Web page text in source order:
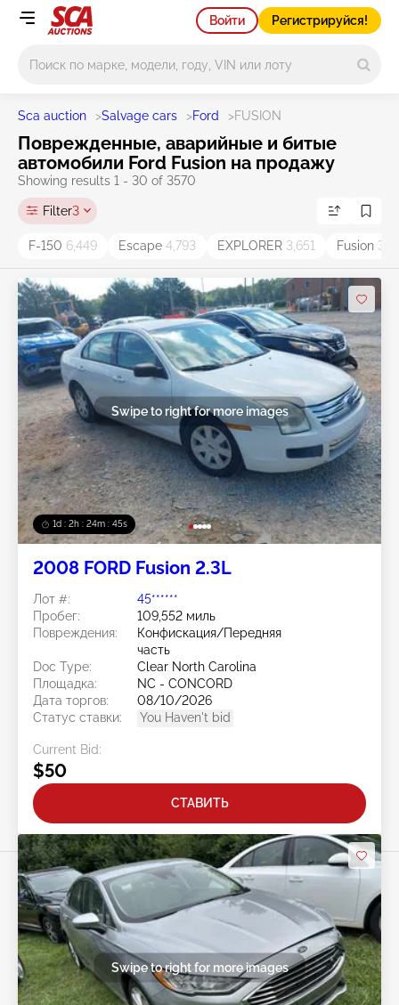
Войти Регистрируйся!
Sca auction >Salvage cars >Ford >FUSION
Поврежденные, аварийные и битые
автомобили Ford Fusion на продажу
Showing results 1 - 30 of 3570
Filter3
F-150 6,449 Escape 4,793 EXPLORER 3,651 Fusion
1d : 2h : 24m : 42s
Swipe to right for more images
2008 FORD Fusion 2.3L
Лот #:
45******
Пробег:
109,552 миль
Повреждения:
Конфискация/Передняя
часть
Doc Type:
Clear North Carolina
Площадка:
NC - CONCORD
Дата торгов:
08/10/2026
Статус ставки:
You Haven't bid
Current Bid:
$50
СТАВИТЬ
Swipe to right for more images